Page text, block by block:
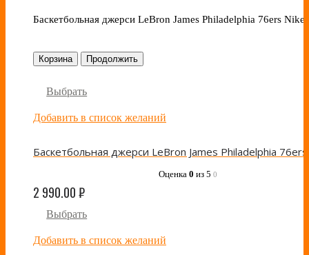
Баскетбольная джерси LeBron James Philadelphia 76ers Nike
Корзина Продолжить
Выбрать
Добавить в список желаний
Оценка 0 из 5 0
2 990.00₽
Выбрать
Добавить в список желаний